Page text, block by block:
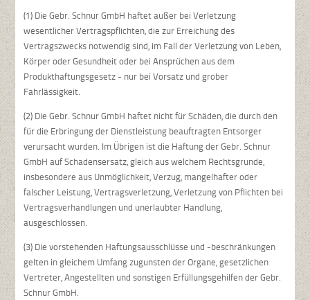
(1) Die Gebr. Schnur GmbH haftet außer bei Verletzung
wesentlicher Vertragspflichten, die zur Erreichung des
Vertragszwecks notwendig sind, im Fall der Verletzung von Leben,
Körper oder Gesundheit oder bei Ansprüchen aus dem
Produkthaftungsgesetz - nur bei Vorsatz und grober
Fahrlässigkeit.
(2) Die Gebr. Schnur GmbH haftet nicht für Schäden, die durch den
für die Erbringung der Dienstleistung beauftragten Entsorger
verursacht wurden. Im Übrigen ist die Haftung der Gebr. Schnur
GmbH auf Schadensersatz, gleich aus welchem Rechtsgrunde,
insbesondere aus Unmöglichkeit, Verzug, mangelhafter oder
falscher Leistung, Vertragsverletzung, Verletzung von Pflichten bei
Vertragsverhandlungen und unerlaubter Handlung,
ausgeschlossen.
(3) Die vorstehenden Haftungsausschlüsse und -beschränkungen
gelten in gleichem Umfang zugunsten der Organe, gesetzlichen
Vertreter, Angestellten und sonstigen Erfüllungsgehilfen der Gebr.
Schnur GmbH.